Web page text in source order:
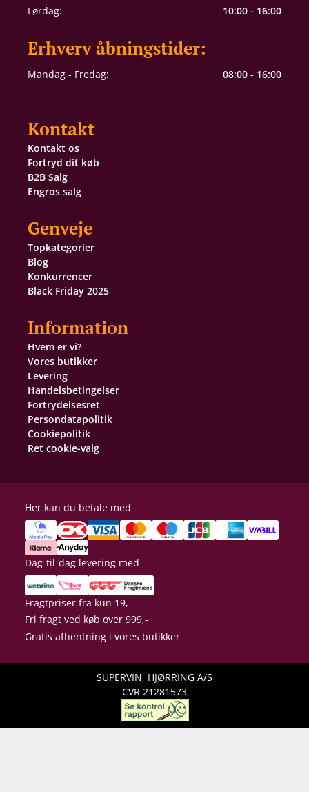
Lørdag:
10:00 - 16:00
Erhverv åbningstider:
Mandag - Fredag: 08:00 - 16:00
Kontakt
Kontakt os
Fortryd dit køb
B2B Salg
Engros salg
Genveje
Topkategorier
Blog
Konkurrencer
Black Friday 2025
Information
Hvem er vi?
Vores butikker
Levering
Handelsbetingelser
Fortrydelsesret
Persondatapolitik
Cookiepolitik
Ret cookie-valg
Her kan du betale med
Dag-til-dag levering med
Fragtpriser fra kun 19,-
Fri fragt ved køb over 999,-
Gratis afhentning i vores butikker
SUPERVIN, HJØRRING A/S
CVR 21281573